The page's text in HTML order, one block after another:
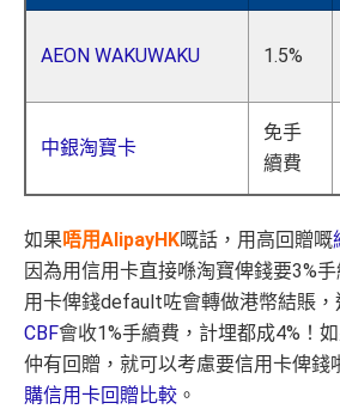
AEON WAKUWAKU 1.5%
中銀淘寶卡
免手
續費
如果唔用AlipayHK嘅話，用高回贈嘅
因為用信用卡直接喺淘寶俾錢要3%
用卡俾錢default咗會轉做港幣結賬，
CBF會收1%手續費 ，計埋都成4%！
仲有回贈，就可以考慮要信用卡俾錢
購信用卡回贈比較 。